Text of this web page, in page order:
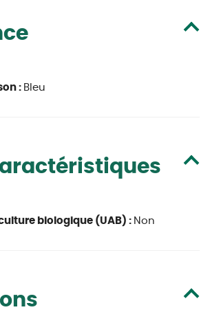
: Bleu
biologique (UAB) : Non